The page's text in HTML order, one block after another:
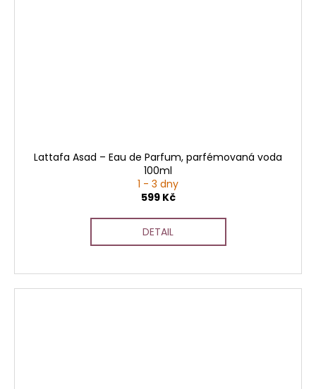
Lattafa Asad – Eau de Parfum, parfémovaná voda
100ml
1 - 3 dny
599 Kč
DETAIL